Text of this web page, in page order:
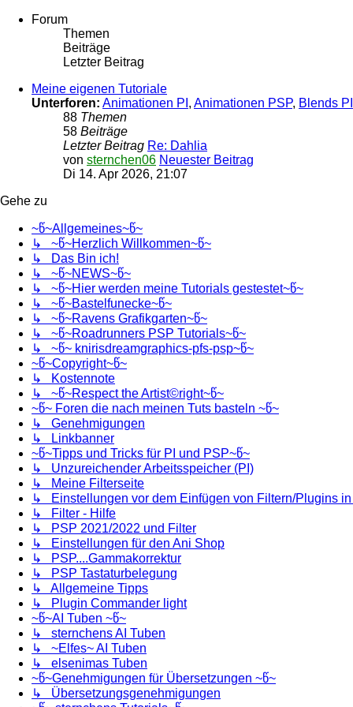
Forum
Themen
Beiträge
Letzter Beitrag
Meine eigenen Tutoriale
Unterforen: Animationen PI , Animationen PSP, Blends PI
88 Themen
58 Beiträge
Letzter Beitrag Re: Dahlia
von sternchen06 Neuester Beitrag
Di 14. Apr 2026, 21:07
Gehe zu
~წ~Allgemeines~წ~
↳ ~წ~Herzlich Willkommen~წ~
↳ Das Bin ich!
↳ ~წ~NEWS~წ~
↳ ~წ~Hier werden meine Tutorials gestestet~წ~
↳ ~წ~Bastelfunecke~წ~
↳ ~წ~Ravens Grafikgarten~წ~
↳ ~წ~Roadrunners PSP Tutorials~წ~
↳ ~წ~ knirisdreamgraphics-pfs-psp~წ~
~წ~Copyright~წ~
↳ Kostennote
↳ ~წ~Respect the Artist©right~წ~
~წ~ Foren die nach meinen Tuts basteln ~წ~
↳ Genehmigungen
↳ Linkbanner
~წ~Tipps und Tricks für PI und PSP~წ~
↳ Unzureichender Arbeitsspeicher (PI)
↳ Meine Filterseite
↳ Einstellungen vor dem Einfügen von Filtern/Plugins in
↳ Filter - Hilfe
↳ PSP 2021/2022 und Filter
↳ Einstellungen für den Ani Shop
↳ PSP....Gammakorrektur
↳ PSP Tastaturbelegung
↳ Allgemeine Tipps
↳ Plugin Commander light
~წ~AI Tuben ~წ~
↳ sternchens AI Tuben
↳ ~Elfes~ AI Tuben
↳ elsenimas Tuben
~წ~Genehmigungen für Übersetzungen ~წ~
↳ Übersetzungsgenehmigungen